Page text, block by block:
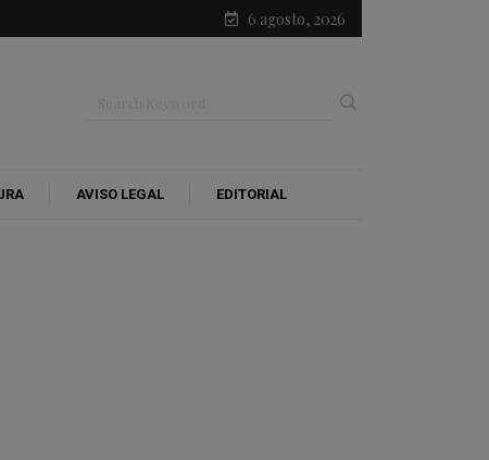
6 agosto, 2026
AVISO LEGAL EDITORIAL